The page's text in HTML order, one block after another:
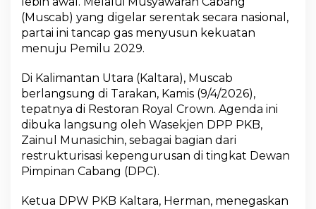
e
l
a
r
a
g
e
t
P
e
m
l
(Muscab) yang digelar serentak secara nasional,
partai ini tancap gas menyusun kekuatan
menuju Pemilu 2029.
Di Kalimantan Utara (Kaltara), Muscab
berlangsung di Tarakan, Kamis (9/4/2026),
tepatnya di Restoran Royal Crown. Agenda ini
dibuka langsung oleh Wasekjen DPP PKB,
Zainul Munasichin, sebagai bagian dari
restrukturisasi kepengurusan di tingkat Dewan
Pimpinan Cabang (DPC).
Ketua DPW PKB Kaltara, Herman, menegaskan